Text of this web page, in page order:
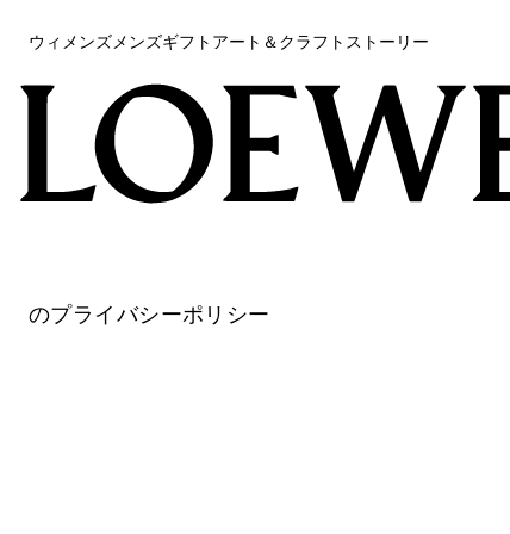
ウィメンズ メンズギフト アート＆クラフト ストーリー
ウィメンズ
アート＆クラフト
LOEWE
のプライバシーポリシー